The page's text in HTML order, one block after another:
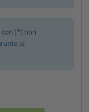
con (*) non
la